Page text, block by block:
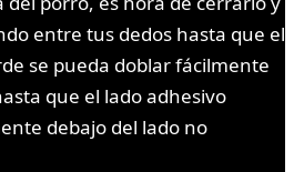
entre tus dedos hasta que el
se pueda doblar fácilmente
que el lado adhesivo
debajo del lado no